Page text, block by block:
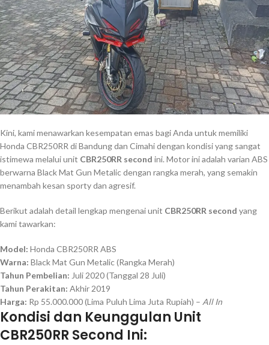
Kini, kami menawarkan kesempatan emas bagi Anda untuk memiliki
Honda CBR250RR di Bandung dan Cimahi dengan kondisi yang sangat
istimewa melalui unit CBR250RR second ini. Motor ini adalah varian ABS
berwarna Black Mat Gun Metalic dengan rangka merah, yang semakin
menambah kesan sporty dan agresif.
Berikut adalah detail lengkap mengenai unit CBR250RR second yang
kami tawarkan:
Model: Honda CBR250RR ABS
Warna: Black Mat Gun Metalic (Rangka Merah)
Tahun Pembelian: Juli 2020 (Tanggal 28 Juli)
Tahun Perakitan: Akhir 2019
Harga: Rp 55.000.000 (Lima Puluh Lima Juta Rupiah) – All In
Kondisi dan Keunggulan Unit
CBR250RR Second Ini: